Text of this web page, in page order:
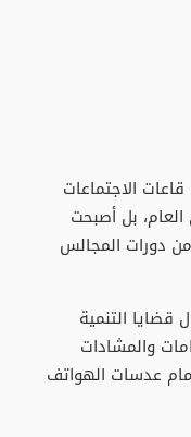
الاجتماعات
العام، بل أصبحت
دورات المجالس
التنمية
والمشادات
عدسات الهواتف